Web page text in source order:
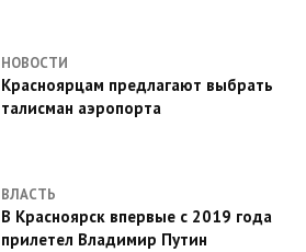
НОВОСТИ
Красноярцам предлагают выбрать
талисман аэропорта
ВЛАСТЬ
В Красноярск впервые с 2019 года
прилетел Владимир Путин